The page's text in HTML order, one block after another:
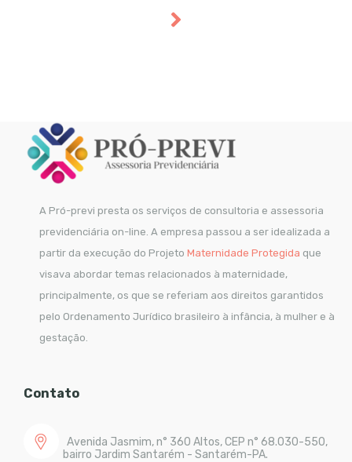
A Pró-previ presta os serviços de consultoria e assessoria
previdenciária on-line. A empresa passou a ser idealizada a
partir da execução do Projeto Maternidade Protegida que
visava abordar temas relacionados à maternidade,
principalmente, os que se referiam aos direitos garantidos
pelo Ordenamento Jurídico brasileiro à infância, à mulher e à
gestação.
Contato
Avenida Jasmim, n° 360 Altos, CEP n° 68.030-550,
bairro Jardim Santarém - Santarém-PA.